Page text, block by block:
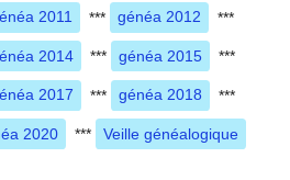
2011 *** généa 2012 ***
2014 *** généa 2015 ***
2017 *** généa 2018 ***
2020 *** Veille généalogique